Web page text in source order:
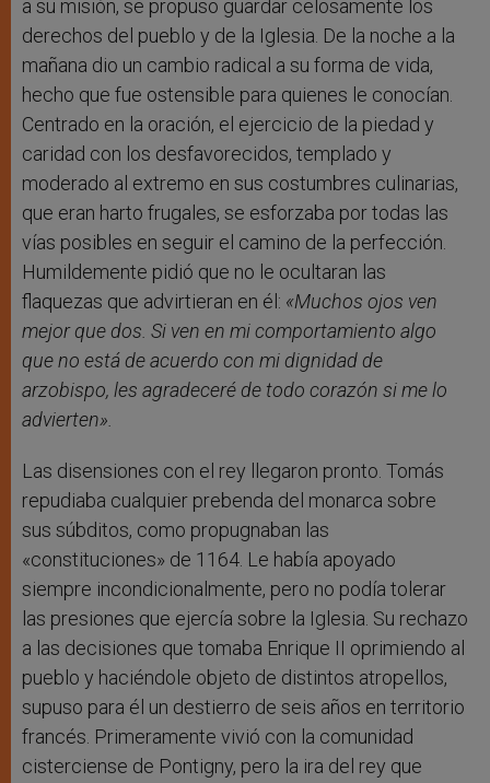
a su misión, se propuso guardar celosamente los
derechos del pueblo y de la Iglesia. De la noche a la
mañana dio un cambio radical a su forma de vida,
hecho que fue ostensible para quienes le conocían.
Centrado en la oración, el ejercicio de la piedad y
caridad con los desfavorecidos, templado y
moderado al extremo en sus costumbres culinarias,
que eran harto frugales, se esforzaba por todas las
vías posibles en seguir el camino de la perfección.
Humildemente pidió que no le ocultaran las
flaquezas que advirtieran en él: «Muchos ojos ven
mejor que dos. Si ven en mi comportamiento algo
que no está de acuerdo con mi dignidad de
arzobispo, les agradeceré de todo corazón si me lo
advierten».
Las disensiones con el rey llegaron pronto. Tomás
repudiaba cualquier prebenda del monarca sobre
sus súbditos, como propugnaban las
«constituciones» de 1164. Le había apoyado
siempre incondicionalmente, pero no podía tolerar
las presiones que ejercía sobre la Iglesia. Su rechazo
a las decisiones que tomaba Enrique II oprimiendo al
pueblo y haciéndole objeto de distintos atropellos,
supuso para él un destierro de seis años en territorio
francés. Primeramente vivió con la comunidad
cisterciense de Pontigny, pero la ira del rey que